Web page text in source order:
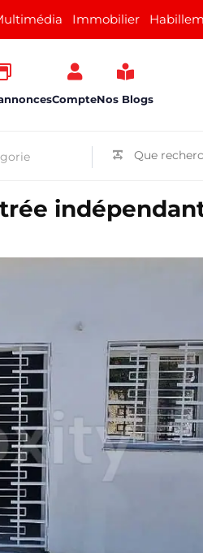
Immobilier
CompteNos Blogs